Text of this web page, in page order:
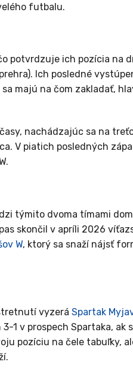
futbalu.
potvrdzuje ich pozícia na
Ich posledné
majú na čom zakladať,
nachádzajúc sa na
V piatich posledných
týmito dvoma tímami
skončil v apríli 2026
W, ktorý sa snaží nájsť
vyzerá Spartak
1 v prospech Spartaka, ak
pozíciu na čele tabuľky,